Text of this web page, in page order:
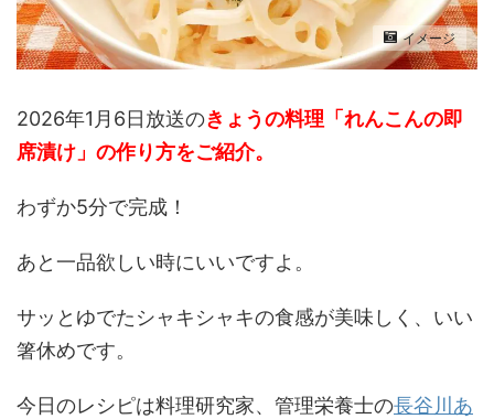
イメージ
2026年1月6日放送のきょうの料理「れんこんの即
席漬け」の作り方をご紹介。
わずか5分で完成！
あと一品欲しい時にいいですよ。
サッとゆでたシャキシャキの食感が美味しく、いい
箸休めです。
今日のレシピは料理研究家、管理栄養士の長谷川あ